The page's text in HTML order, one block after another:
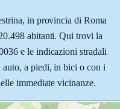
in provincia di Roma
abitanti. Qui trovi la
e le indicazioni stradali
a piedi, in bici o con i
immediate vicinanze.